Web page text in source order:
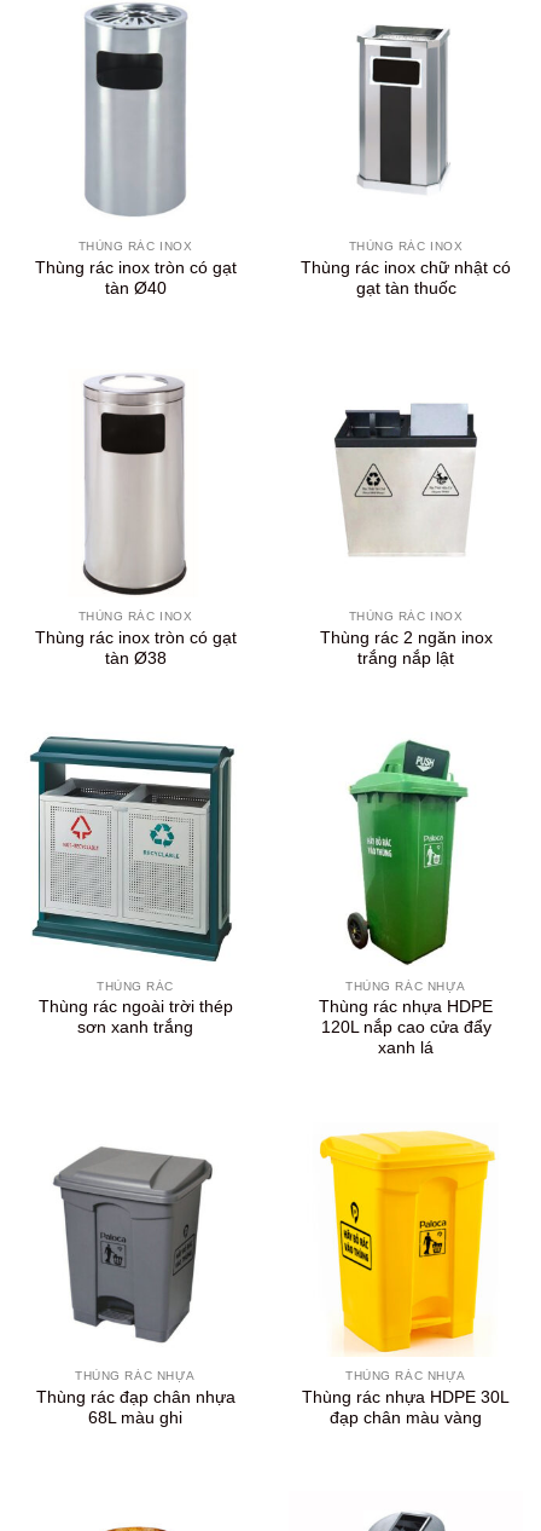
THÙNG RÁC INOX
Thùng rác inox tròn có gạt
tàn Ø40
THÙNG RÁC INOX
Thùng rác inox chữ nhật có
gạt tàn thuốc
THÙNG RÁC INOX
Thùng rác inox tròn có gạt
tàn Ø38
THÙNG RÁC INOX
Thùng rác 2 ngăn inox
trắng nắp lật
THÙNG RÁC
Thùng rác ngoài trời thép
sơn xanh trắng
THÙNG RÁC NHỰA
Thùng rác nhựa HDPE
120L nắp cao cửa đẩy
xanh lá
THÙNG RÁC NHỰA
Thùng rác đạp chân nhựa
68L màu ghi
THÙNG RÁC NHỰA
Thùng rác nhựa HDPE 30L
đạp chân màu vàng